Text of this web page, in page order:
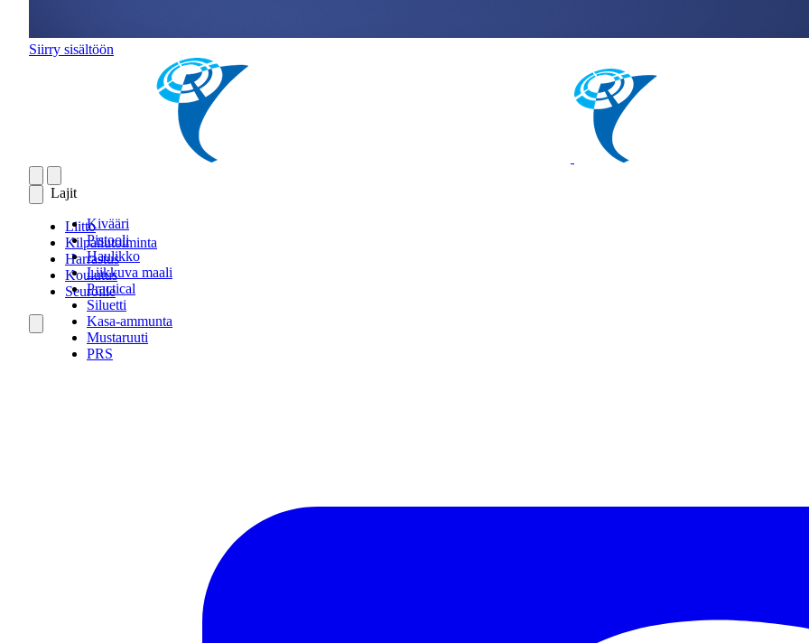
Siirry sisältöön
Lajit
Kivääri
Pistooli
Haulikko
Liikkuva maali
Practical
Siluetti
Kasa-ammunta
Mustaruuti
PRS
Liitto
Kilpailutoiminta
Harrastus
Koulutus
Seuroille